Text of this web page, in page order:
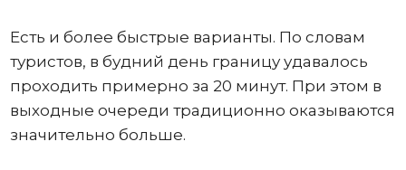
Есть и более быстрые варианты. По словам
туристов, в будний день границу удавалось
проходить примерно за 20 минут. При этом в
выходные очереди традиционно оказываются
значительно больше.